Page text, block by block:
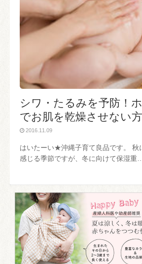
シワ・たるみを予防！
でお肌を乾燥させない方
2016.11.09
はいたーい★沖縄子育て良品です。 秋
感じる季節ですが、冬に向けて保湿